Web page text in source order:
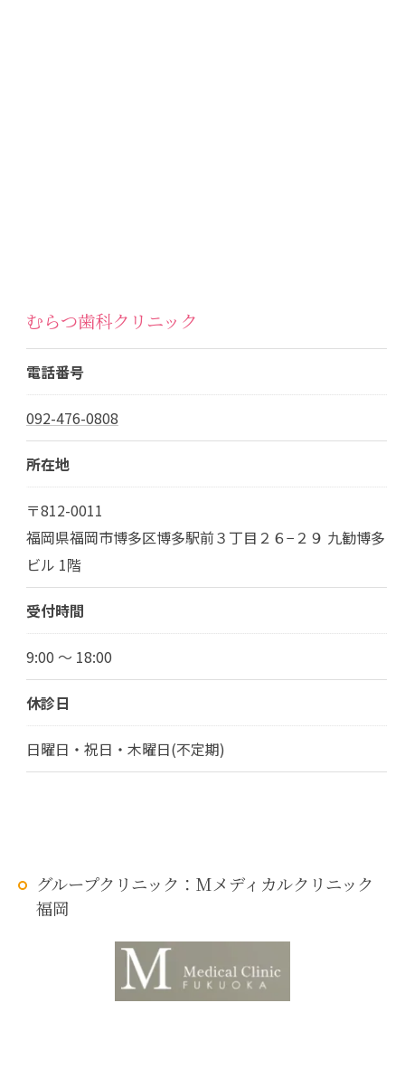
むらつ歯科クリニック
電話番号
092-476-0808
所在地
〒812-0011
福岡県福岡市博多区博多駅前３丁目２６−２９ 九勧博多
ビル 1階
受付時間
9:00 ～ 18:00
休診日
日曜日・祝日・木曜日(不定期)
グループクリニック：Mメディカルクリニック
福岡